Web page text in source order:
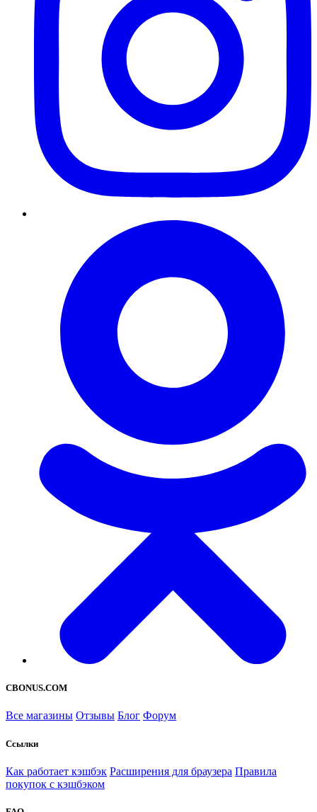
CBONUS.COM
Все магазины Отзывы Блог Форум
Ссылки
Как работает кэшбэк Расширения для браузера Правила
покупок с кэшбэком